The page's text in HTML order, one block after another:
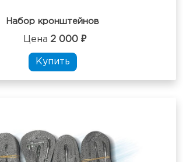
Набор кронштейнов
Цена 2 000 ₽
Купить